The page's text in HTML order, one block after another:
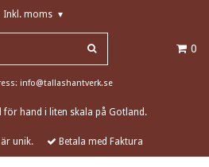
Inkl. moms ▾
0
info@tallashantverk.se
för hand i liten skala på Gotland.
unik. Betala med Faktura